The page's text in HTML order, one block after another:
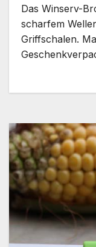
Das Winserv-
scharfem
Griffschalen.